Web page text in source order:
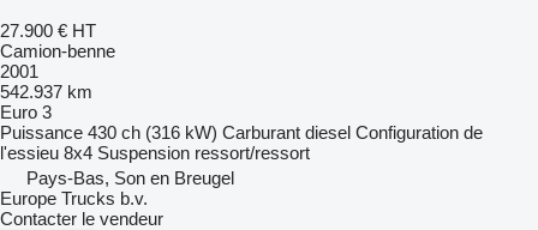
27.900 € HT
Camion-benne
2001
542.937 km
Euro 3
Puissance 430 ch (316 kW) Carburant diesel Configuration de
l'essieu 8x4 Suspension ressort/ressort
Pays-Bas, Son en Breugel
Europe Trucks b.v.
Contacter le vendeur